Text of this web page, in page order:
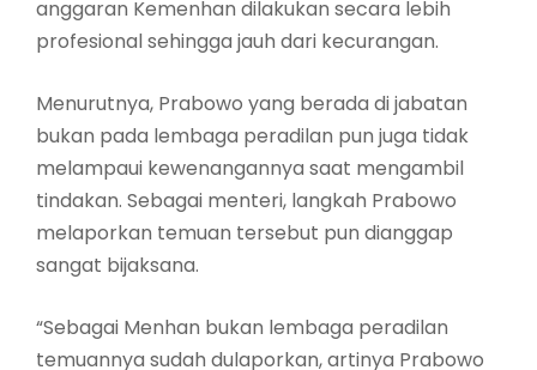
anggaran Kemenhan dilakukan secara lebih
profesional sehingga jauh dari kecurangan.
Menurutnya, Prabowo yang berada di jabatan
bukan pada lembaga peradilan pun juga tidak
melampaui kewenangannya saat mengambil
tindakan. Sebagai menteri, langkah Prabowo
melaporkan temuan tersebut pun dianggap
sangat bijaksana.
“Sebagai Menhan bukan lembaga peradilan
temuannya sudah dulaporkan, artinya Prabowo